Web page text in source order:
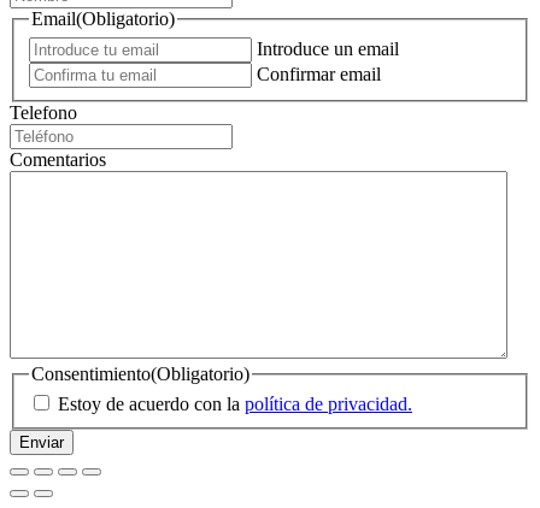
Email(Obligatorio)
Introduce un email
Confirmar email
Telefono
Comentarios
Consentimiento(Obligatorio)
Estoy de acuerdo con la política de privacidad.